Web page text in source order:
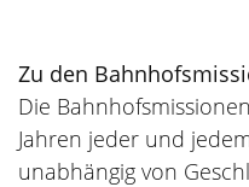
Zu den
Die
Jahren jeder und
unabhängig von